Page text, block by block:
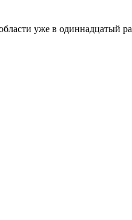
уже в одиннадцатый